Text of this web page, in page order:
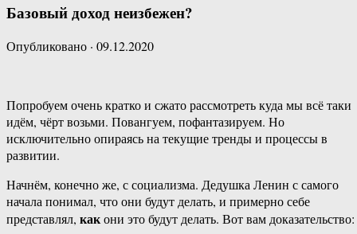
Базовый доход неизбежен?
Опубликовано · 09.12.2020
Попробуем очень кратко и сжато рассмотреть куда мы всё таки
идём, чёрт возьми. Повангуем, пофантазируем. Но
исключительно опираясь на текущие тренды и процессы в
развитии.
Начнём, конечно же, с социализма. Дедушка Ленин с самого
начала понимал, что они будут делать, и примерно себе
представлял, какони это будут делать. Вот вам доказательство: